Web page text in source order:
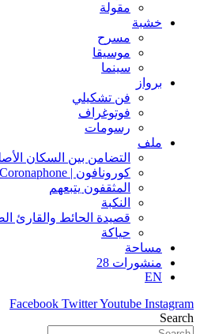
مقولة
خشبة
مسرح
موسيقا
سينما
برواز
فن تشكيلي
فوتوغراف
رسومات
ملف
التضامن بين السكان
كورونافون | Coronaphone
المثقفون يتبعهم
النكبة
قصيدة الحائط والقارئ
حياكة
مساحة
منشورات 28
EN
Facebook TwitterYoutube Instagram
Search